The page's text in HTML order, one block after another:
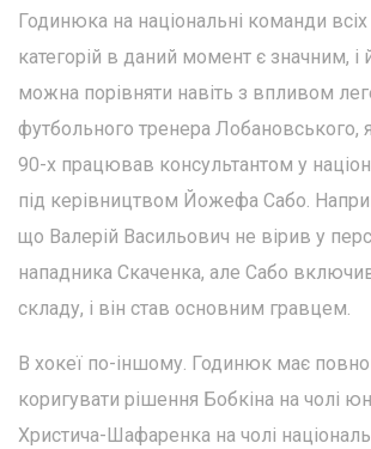
Годинюка на національні команди
категорій в даний момент є значним, і
можна порівняти навіть з впливом
футбольного тренера Лобановського,
90-х працював консультантом у
під керівництвом Йожефа Сабо.
що Валерій Васильович не вірив у
нападника Скаченка, але Сабо
складу, і він став основним гравцем.
В хокеї по-іншому. Годинюк має
коригувати рішення Бобкіна на чолі
Христича-Шафаренка на чолі